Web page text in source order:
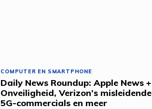
COMPUTER EN SMARTPHONE
Daily News Roundup: Apple News +
Onveiligheid, Verizon’s misleidende
5G-commercials en meer